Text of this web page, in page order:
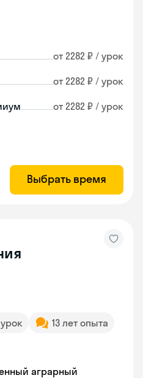
от 2282 ₽ / урок
от 2282 ₽ / урок
от 2282 ₽ / урок
Выбрать время
13 лет опыта
аграрный